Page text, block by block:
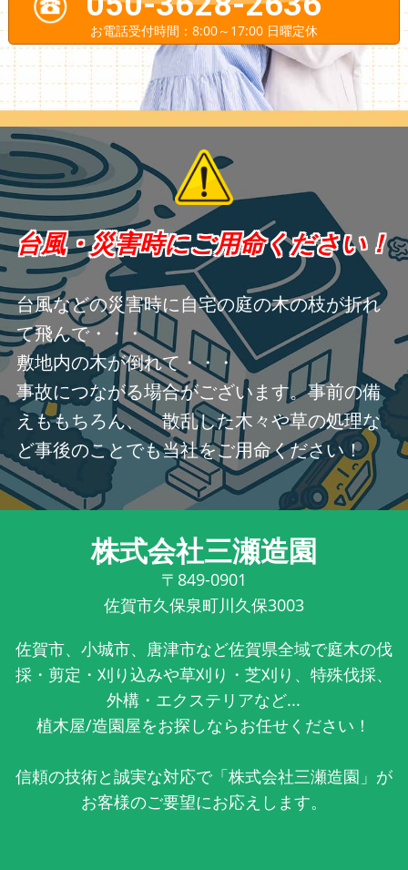
お電話受付時間：8:00～17:00 日曜定休
台風・災害時にご用命ください！
台風などの災害時に自宅の庭の木の枝が折れ
て飛んで・・・
敷地内の木が倒れて・・・
事故につながる場合がございます。事前の備
えももちろん、 散乱した木々や草の処理な
ど事後のことでも当社をご用命ください！
株式会社三瀬造園
〒849-0901
佐賀市久保泉町川久保3003
佐賀市、小城市、唐津市など佐賀県全域で庭木の伐
採・剪定・刈り込みや草刈り・芝刈り、特殊伐採、
外構・エクステリアなど...
植木屋/造園屋をお探しならお任せください！
信頼の技術と誠実な対応で「株式会社三瀬造園」が
お客様のご要望にお応えします。